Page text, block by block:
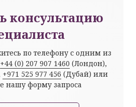
консультацию
по телефону с одним из
+44 (0) 207 907 1460 (Лондон),
+971 525 977 456 (Дубай) или
нашу форму запроса